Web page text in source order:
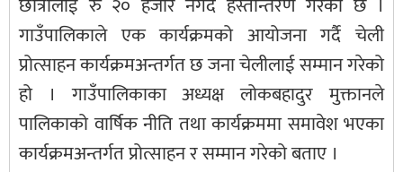
गाउँपालिकाले एक कार्यक्रमको आयोजना गर्दै चेली
प्रोत्साहन कार्यक्रमअन्तर्गत छ जना चेलीलाई सम्मान गरेको
हो । गाउँपालिकाका अध्यक्ष लोकबहादुर मुक्तानले
पालिकाको वार्षिक नीति तथा कार्यक्रममा समावेश भएका
कार्यक्रमअन्तर्गत प्रोत्साहन र सम्मान गरेको बताए ।